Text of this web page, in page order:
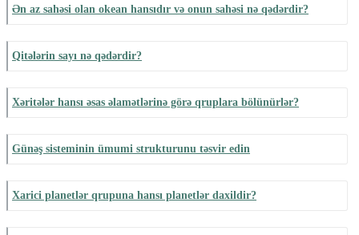
Ən az sahəsi olan okean hansıdır və onun sahəsi nə qədərdir?
Qitələrin sayı nə qədərdir?
Xəritələr hansı əsas əlamətlərinə görə qruplara bölünürlər?
Günəş sisteminin ümumi strukturunu təsvir edin
Xarici planetlər qrupuna hansı planetlər daxildir?